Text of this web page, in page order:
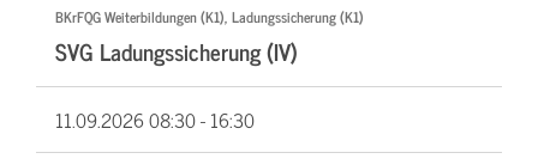
BKrFQG Weiterbildungen (K1), Ladungssicherung (K1)
SVG Ladungssicherung (IV)
11.09.202608:30 - 16:30